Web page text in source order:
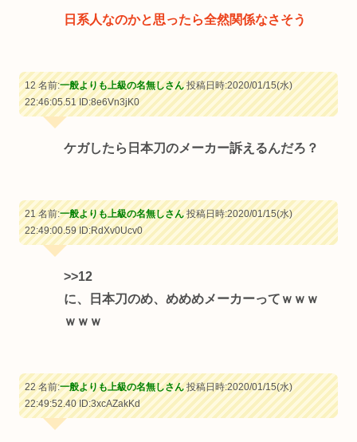
日系人なのかと思ったら全然関係なさそう
12 名前:一般よりも上級の名無しさん投稿日時:2020/01/15(水)
22:46:05.51ID:8e6Vn3jK0
ケガしたら日本刀のメーカー訴えるんだろ？
21 名前:一般よりも上級の名無しさん投稿日時:2020/01/15(水)
22:49:00.59ID:RdXv0Ucv0
>>12
に、日本刀のめ、めめめメーカーってｗｗｗ
ｗｗｗ
22 名前:一般よりも上級の名無しさん投稿日時:2020/01/15(水)
22:49:52.40ID:3xcAZakKd